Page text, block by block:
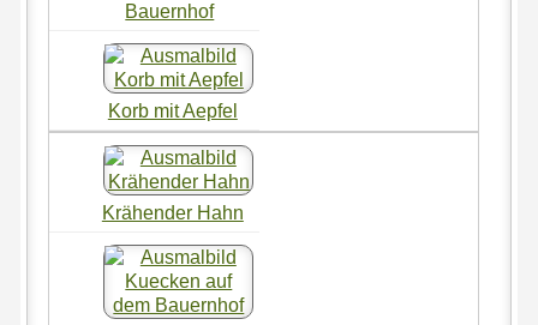
Bauernhof
Korb mit Aepfel
Krähender Hahn